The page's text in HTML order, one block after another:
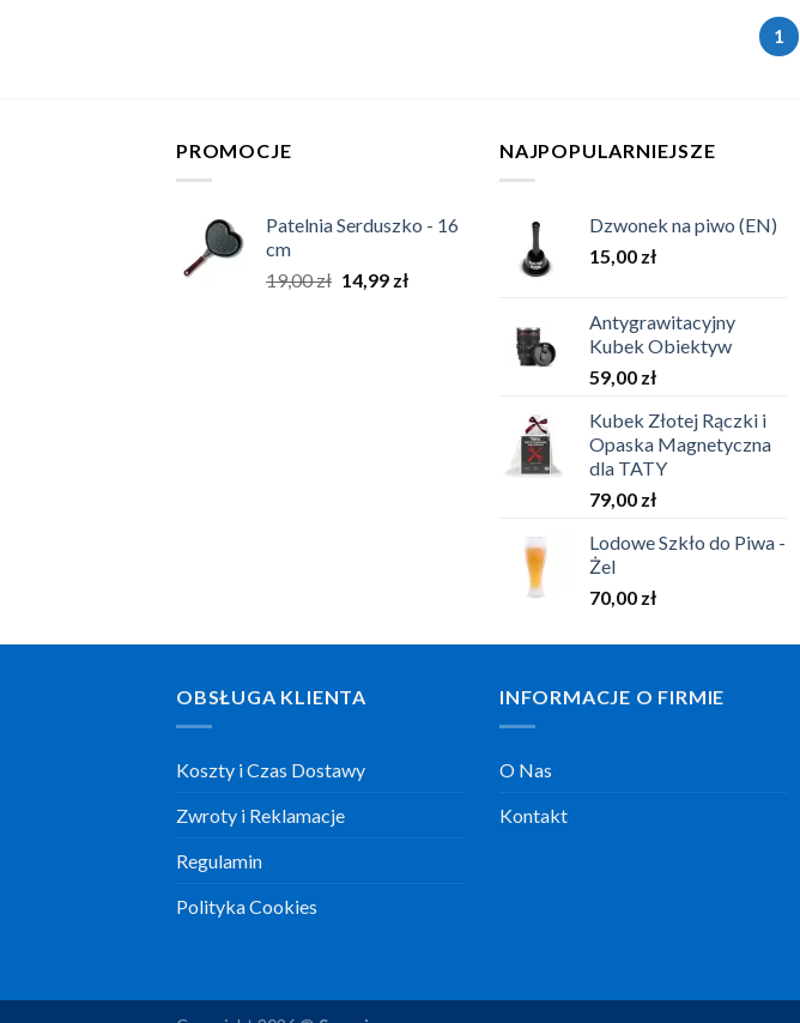
1
PROMOCJE
Patelnia Serduszko - 16
cm
19,00zł 14,99 zł
NAJPOPULARNIEJSZE
Dzwonek na piwo (EN)
15,00 zł
Antygrawitacyjny
Kubek Obiektyw
59,00 zł
Kubek Złotej Rączki i
Opaska Magnetyczna
dla TATY
79,00 zł
Lodowe Szkło do Piwa -
Żel
70,00 zł
OBSŁUGA KLIENTA
Koszty i Czas Dostawy
Zwroty i Reklamacje
Regulamin
Polityka Cookies
INFORMACJE O FIRMIE
O Nas
Kontakt